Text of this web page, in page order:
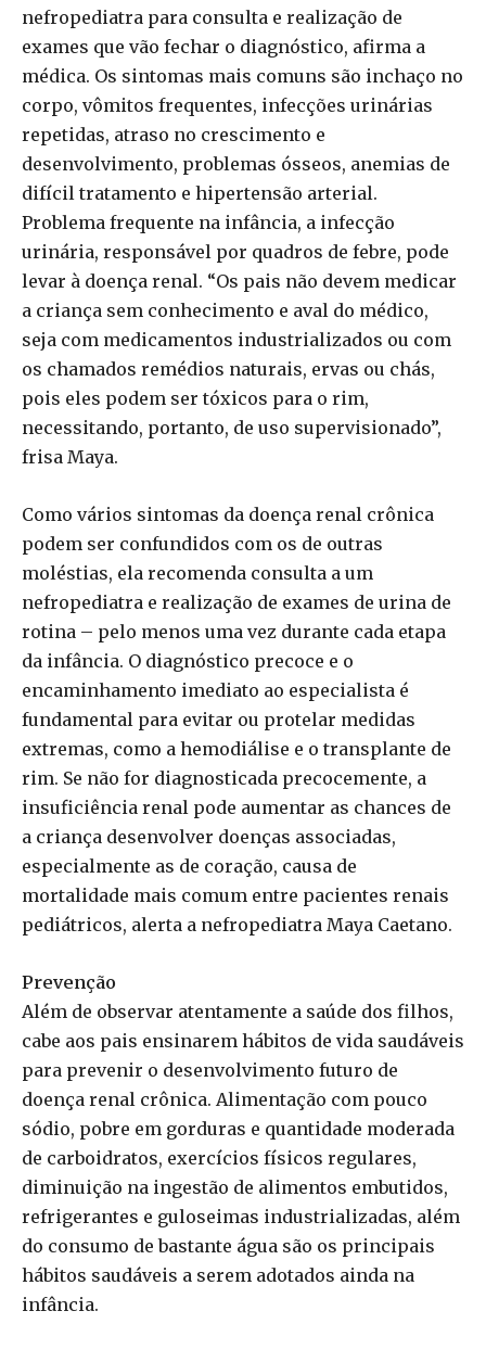
nefropediatra para consulta e realização de
exames que vão fechar o diagnóstico, afirma a
médica. Os sintomas mais comuns são inchaço no
corpo, vômitos frequentes, infecções urinárias
repetidas, atraso no crescimento e
desenvolvimento, problemas ósseos, anemias de
difícil tratamento e hipertensão arterial.
Problema frequente na infância, a infecção
urinária, responsável por quadros de febre, pode
levar à doença renal. “Os pais não devem medicar
a criança sem conhecimento e aval do médico,
seja com medicamentos industrializados ou com
os chamados remédios naturais, ervas ou chás,
pois eles podem ser tóxicos para o rim,
necessitando, portanto, de uso supervisionado”,
frisa Maya.
Como vários sintomas da doença renal crônica
podem ser confundidos com os de outras
moléstias, ela recomenda consulta a um
nefropediatra e realização de exames de urina de
rotina – pelo menos uma vez durante cada etapa
da infância. O diagnóstico precoce e o
encaminhamento imediato ao especialista é
fundamental para evitar ou protelar medidas
extremas, como a hemodiálise e o transplante de
rim. Se não for diagnosticada precocemente, a
insuficiência renal pode aumentar as chances de
a criança desenvolver doenças associadas,
especialmente as de coração, causa de
mortalidade mais comum entre pacientes renais
pediátricos, alerta a nefropediatra Maya Caetano.
Prevenção
Além de observar atentamente a saúde dos filhos,
cabe aos pais ensinarem hábitos de vida saudáveis
para prevenir o desenvolvimento futuro de
doença renal crônica. Alimentação com pouco
sódio, pobre em gorduras e quantidade moderada
de carboidratos, exercícios físicos regulares,
diminuição na ingestão de alimentos embutidos,
refrigerantes e guloseimas industrializadas, além
do consumo de bastante água são os principais
hábitos saudáveis a serem adotados ainda na
infância.